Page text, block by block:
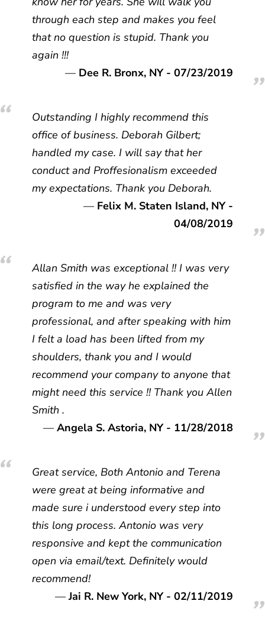
through each step and makes you feel
that no question is stupid. Thank you
again !!!
Dee R. Bronx, NY - 07/23/2019
Outstanding I highly recommend this
office of business. Deborah Gilbert;
handled my case. I will say that her
conduct and Proffesionalism exceeded
my expectations. Thank you Deborah.
Felix M. Staten Island, NY -
04/08/2019
Allan Smith was exceptional !! I was very
satisfied in the way he explained the
program to me and was very
professional, and after speaking with him
I felt a load has been lifted from my
shoulders, thank you and I would
recommend your company to anyone that
might need this service !! Thank you Allen
Smith .
Angela S. Astoria, NY - 11/28/2018
Great service, Both Antonio and Terena
were great at being informative and
made sure i understood every step into
this long process. Antonio was very
responsive and kept the communication
open via email/text. Definitely would
recommend!
Jai R. New York, NY - 02/11/2019